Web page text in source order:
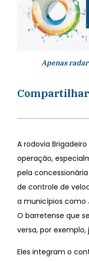
Apenas
Compartilhar
A rodovia
operação,
pela
de controle de
a municípios como
O barretense que
versa, por exemplo,
Eles integram o